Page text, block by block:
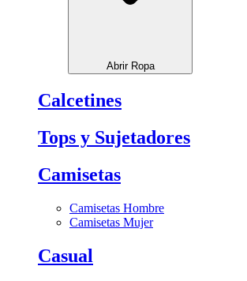
Abrir Ropa
Calcetines
Tops y Sujetadores
Camisetas
Camisetas Hombre
Camisetas Mujer
Casual